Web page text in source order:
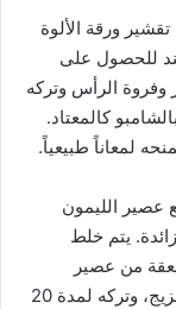
ورقة الألوة
للحصول على
الرأس وتركه
شطفه بالشامبو كالمعتاد.
لمعاناً طبيعياً.
عصير الليمون
يتم خلط
من عصير
الليمون الطازج، ثم تدليك الفروة برفق بهذا المزيج، وتركه لمدة 20